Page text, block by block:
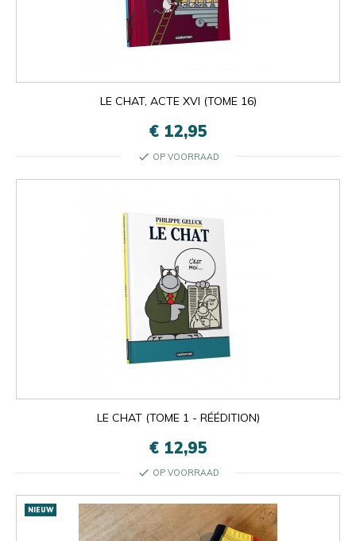
LE CHAT, ACTE XVI (TOME 16)
€ 12,95
check OP VOORRAAD
LE CHAT (TOME 1 - RÉÉDITION)
€ 12,95
check OP VOORRAAD
NIEUW